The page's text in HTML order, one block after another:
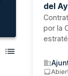
del
por la